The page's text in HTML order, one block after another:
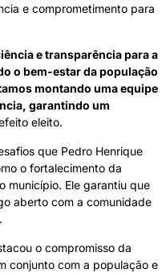
e comprometimento para
e transparência para a
o bem-estar da população
montando uma equipe
garantindo um
eleito.
que Pedro Henrique
o fortalecimento da
município. Ele garantiu que
aberto com a comunidade
o compromisso da
conjunto com a população e